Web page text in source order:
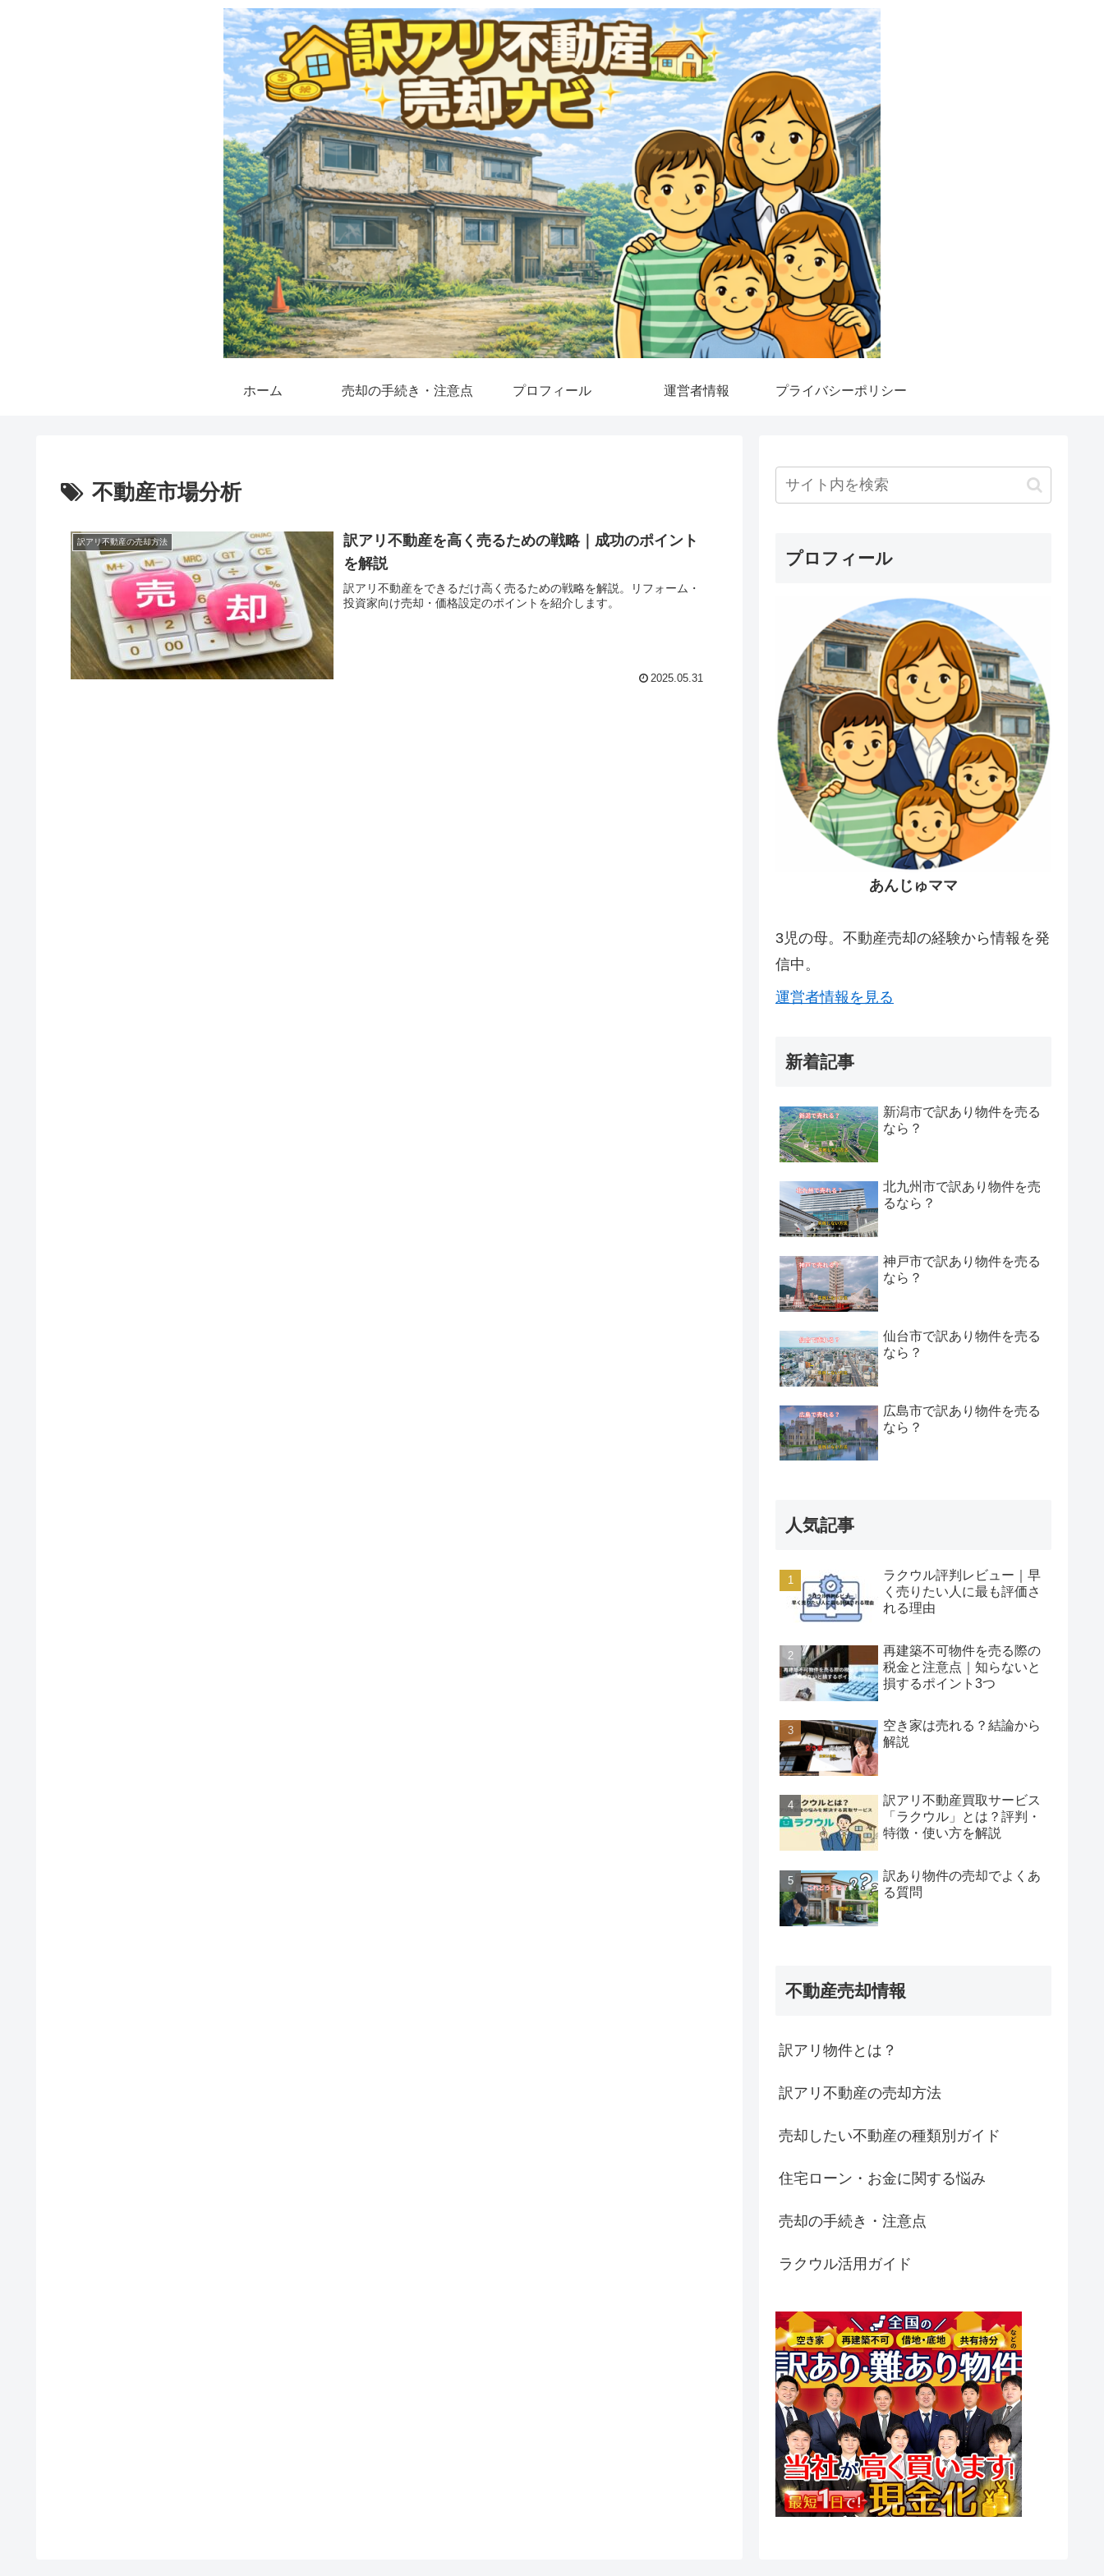
ホーム 売却の手続き・注意点 プロフィール 運営者情報 プライバシーポリシー
不動産市場分析
訳アリ不動産の売却方法
訳アリ不動産を高く売るための戦略｜成功のポイント
を解説
訳アリ不動産をできるだけ高く売るための戦略を解説。リフォーム・
投資家向け売却・価格設定のポイントを紹介します。
2025.05.31
プロフィール
あんじゅママ
3児の母。不動産売却の経験から情報を発
信中。
運営者情報を見る
新着記事
新潟市で訳あり物件を売る
なら？
北九州市で訳あり物件を売
るなら？
神戸市で訳あり物件を売る
なら？
仙台市で訳あり物件を売る
なら？
広島市で訳あり物件を売る
なら？
人気記事
ラクウル評判レビュー｜早
く売りたい人に最も評価さ
れる理由
再建築不可物件を売る際の
税金と注意点｜知らないと
損するポイント3つ
空き家は売れる？結論から
解説
訳アリ不動産買取サービス
「ラクウル」とは？評判・
特徴・使い方を解説
訳あり物件の売却でよくあ
る質問
不動産売却情報
訳アリ物件とは？
訳アリ不動産の売却方法
売却したい不動産の種類別ガイド
住宅ローン・お金に関する悩み
売却の手続き・注意点
ラクウル活用ガイド